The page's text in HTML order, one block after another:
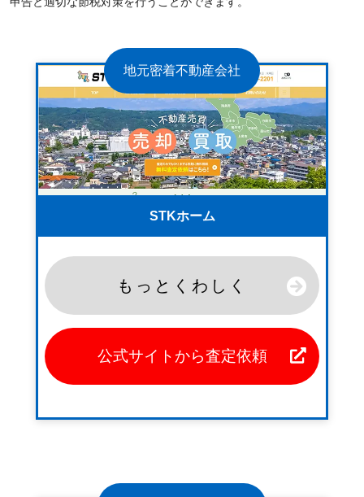
地元密着不動産会社
STKホーム
もっとくわしく
公式サイトから査定依頼